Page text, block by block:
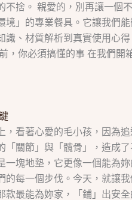
捨。 親愛的，別再讓一
」的專業餐具。它讓我們
、材質解析到真實使用心
你必須搞懂的事 在我們
看著心愛的毛小孩，因為
關節」與「髖骨」，造成
塊地墊，它更像一個能為
每一個步伐。今天，就讓
最能為妳家，「鋪」出安